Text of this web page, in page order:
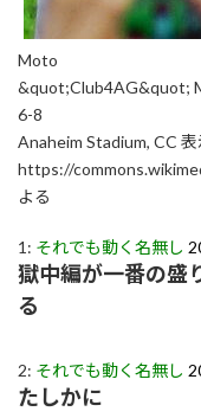
Moto
&quot;Club4AG&quot;
6-8
Anaheim Stadium, CC 表
https://
よる
1: それでも動く名無し
獄中編が一番の盛
る
2: それでも動く名無し
たしかに